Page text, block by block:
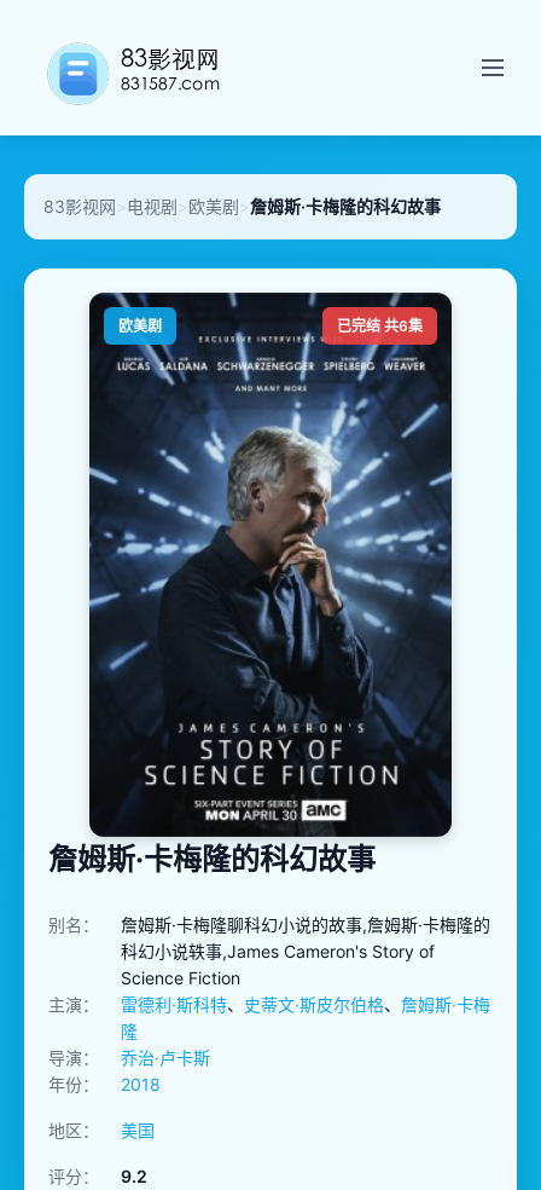
83影视网>电视剧>欧美剧>詹姆斯·卡梅隆的科幻故事
欧美剧 已完结 共6集
詹姆斯·卡梅隆的科幻故事
别名：
詹姆斯·卡梅隆聊科幻小说的故事,詹姆斯·卡梅隆的
科幻小说轶事,James Cameron's Story of
Science Fiction
主演：
雷德利·斯科特、 史蒂文·斯皮尔伯格、 詹姆斯·卡梅
隆
导演：
乔治·卢卡斯
年份：
2018
地区： 美国
评分：
9.2